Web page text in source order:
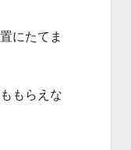
にたてま
もらえな